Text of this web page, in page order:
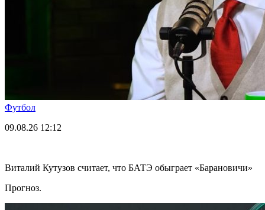
Футбол
09.08.26 12:12
Виталий Кутузов считает, что БАТЭ обыграет «Барановичи»
Прогноз.